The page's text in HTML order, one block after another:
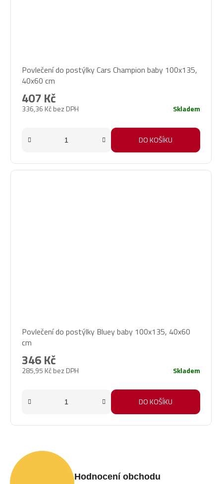
Povlečení do postýlky Cars Champion baby 100x135,
40x60 cm
336,36 Kč bez DPH
407 Kč
Skladem
DO KOŠÍKU
Povlečení do postýlky Bluey baby 100x135, 40x60
cm
285,95 Kč bez DPH
346 Kč
Skladem
DO KOŠÍKU
Hodnocení obchodu